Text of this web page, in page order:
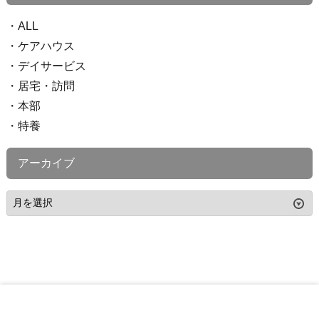
ALL
ケアハウス
デイサービス
居宅・訪問
本部
特養
アーカイブ